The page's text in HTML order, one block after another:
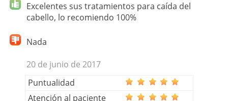
Excelentes sus tratamientos para caída del
cabello, lo recomiendo 100%
Nada
20 de junio de 2017
Puntualidad
Atención al paciente